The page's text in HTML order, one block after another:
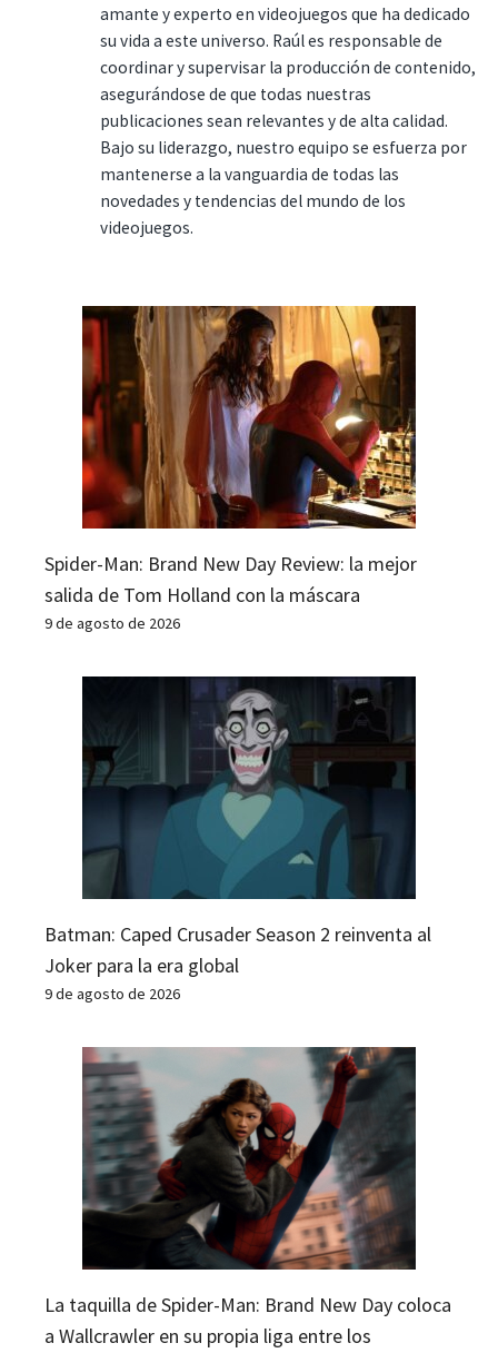
amante y experto en videojuegos que ha dedicado
su vida a este universo. Raúl es responsable de
coordinar y supervisar la producción de contenido,
asegurándose de que todas nuestras
publicaciones sean relevantes y de alta calidad.
Bajo su liderazgo, nuestro equipo se esfuerza por
mantenerse a la vanguardia de todas las
novedades y tendencias del mundo de los
videojuegos.
Spider-Man: Brand New Day Review: la mejor
salida de Tom Holland con la máscara
9 de agosto de 2026
Batman: Caped Crusader Season 2 reinventa al
Joker para la era global
9 de agosto de 2026
La taquilla de Spider-Man: Brand New Day coloca
a Wallcrawler en su propia liga entre los